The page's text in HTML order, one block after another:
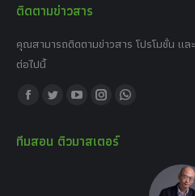
ติดตามข่าวสาร
คุณสามารถติดตามข่าวสาร โปรโมชั่น แล
ต่อไปนี้
Find us on:
Facebook
opens
Twitter
opens
YouTube
opens
Instagram
opens
Whatsapp
ทีมสอน ติวมาสเตอร์